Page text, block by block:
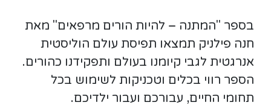
בספר "המתנה – להיות הורים מרפאים" מאת
חנה פילניק תמצאו תפיסת עולם הוליסטית
אנרגטית לגבי קיומנו בעולם ותפקידנו כהורים.
הספר רווי בכלים וטכניקות לשימוש בכל
תחומי החיים, עבורכם ועבור ילדיכם.